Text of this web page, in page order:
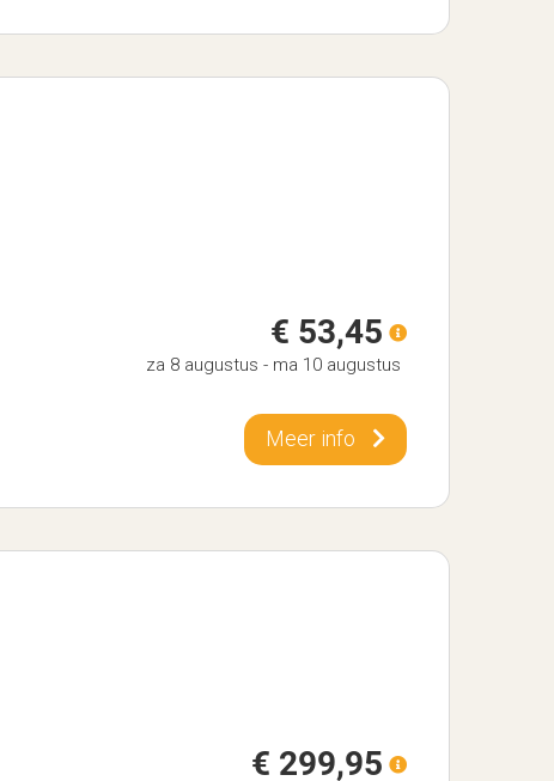
€ 53,45
za 8 augustus - ma 10 augustus
Meer info
€ 299,95